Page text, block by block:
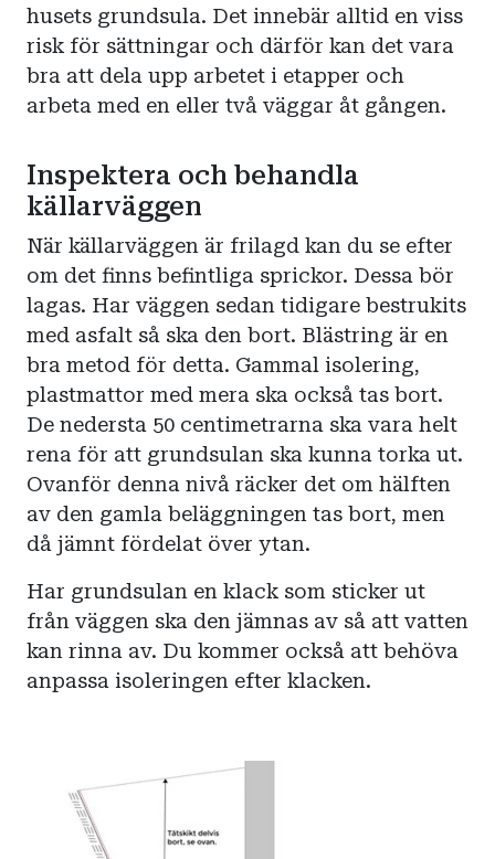
husets grundsula. Det innebär alltid en viss
risk för sättningar och därför kan det vara
bra att dela upp arbetet i etapper och
arbeta med en eller två väggar åt gången.
Inspektera och behandla
källarväggen
När källarväggen är frilagd kan du se efter
om det finns befintliga sprickor. Dessa bör
lagas. Har väggen sedan tidigare bestrukits
med asfalt så ska den bort. Blästring är en
bra metod för detta. Gammal isolering,
plastmattor med mera ska också tas bort.
De nedersta 50 centimetrarna ska vara helt
rena för att grundsulan ska kunna torka ut.
Ovanför denna nivå räcker det om hälften
av den gamla beläggningen tas bort, men
då jämnt fördelat över ytan.
Har grundsulan en klack som sticker ut
från väggen ska den jämnas av så att vatten
kan rinna av. Du kommer också att behöva
anpassa isoleringen efter klacken.